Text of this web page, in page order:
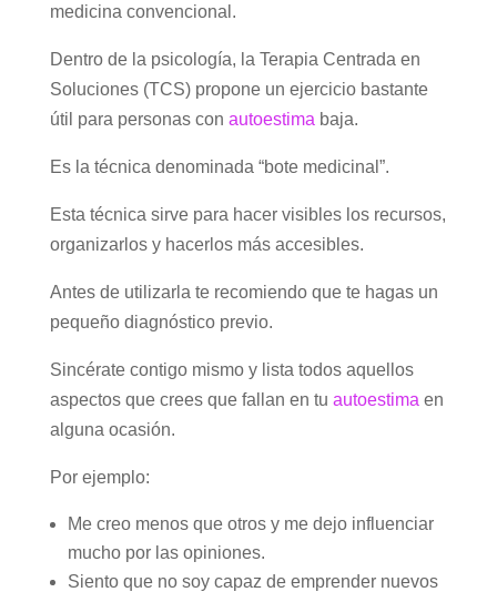
medicina convencional.
Dentro de la psicología, la Terapia Centrada en
Soluciones (TCS) propone un ejercicio bastante
útil para personas con autoestima baja.
Es la técnica denominada “bote medicinal”.
Esta técnica sirve para hacer visibles los recursos,
organizarlos y hacerlos más accesibles.
Antes de utilizarla te recomiendo que te hagas un
pequeño diagnóstico previo.
Sincérate contigo mismo y lista todos aquellos
aspectos que crees que fallan en tu autoestima en
alguna ocasión.
Por ejemplo:
Me creo menos que otros y me dejo influenciar
mucho por las opiniones.
Siento que no soy capaz de emprender nuevos